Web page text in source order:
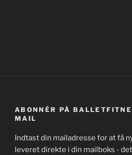
ABONNÉR PÅ
MAIL
Indtast din mailadresse for at få
leveret direkte i din mailboks -